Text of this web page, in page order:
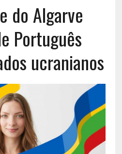
do Algarve
Português
ucranianos